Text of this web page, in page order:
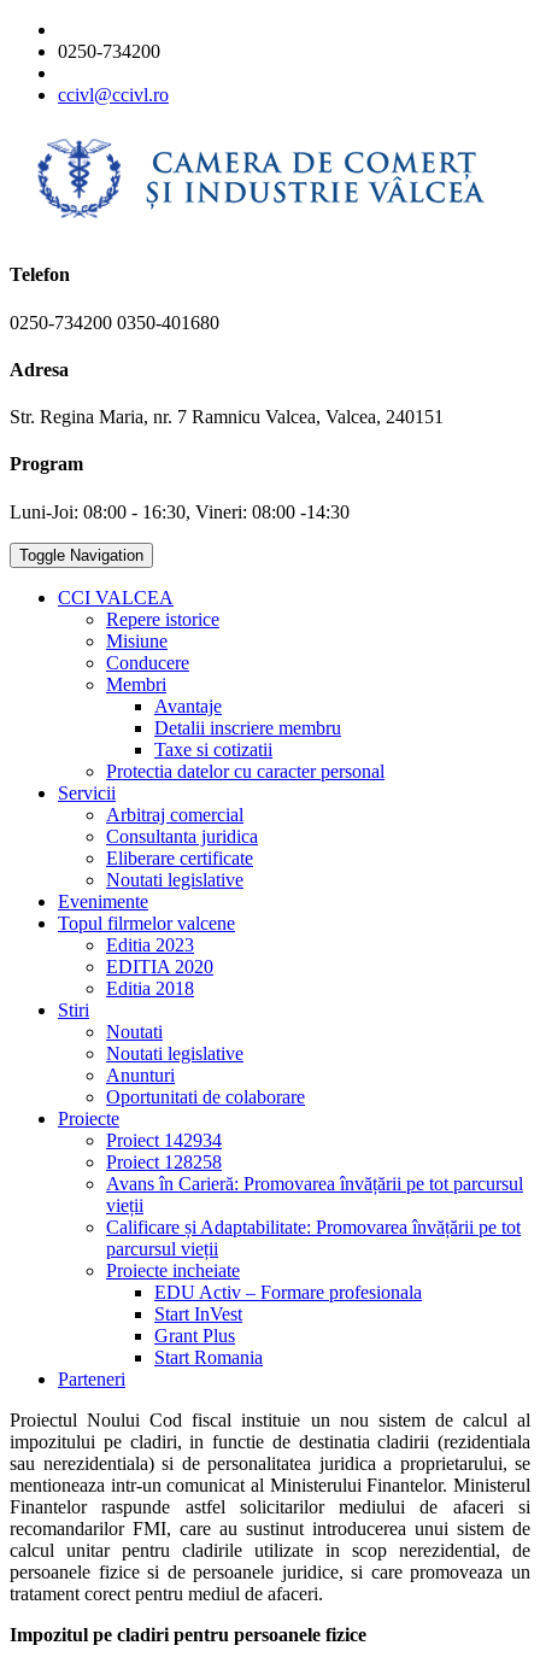
0250-734200
ccivl@ccivl.ro
Telefon
0250-734200 0350-401680
Adresa
Str. Regina Maria, nr. 7 Ramnicu Valcea, Valcea, 240151
Program
Luni-Joi: 08:00 - 16:30, Vineri: 08:00 -14:30
Toggle Navigation
CCI VALCEA
Repere istorice
Misiune
Conducere
Membri
Avantaje
Detalii inscriere membru
Taxe si cotizatii
Protectia datelor cu caracter personal
Servicii
Arbitraj comercial
Consultanta juridica
Eliberare certificate
Noutati legislative
Evenimente
Topul filrmelor valcene
Editia 2023
EDITIA 2020
Editia 2018
Stiri
Noutati
Noutati legislative
Anunturi
Oportunitati de colaborare
Proiecte
Proiect 142934
Proiect 128258
Avans în Carieră: Promovarea învățării pe tot parcursul
vieții
Calificare și Adaptabilitate: Promovarea învățării pe tot
parcursul vieții
Proiecte incheiate
EDU Activ – Formare profesionala
Start InVest
Grant Plus
Start Romania
Parteneri
Proiectul Noului Cod fiscal instituie un nou sistem de calcul al
impozitului pe cladiri, in functie de destinatia cladirii (rezidentiala
sau nerezidentiala) si de personalitatea juridica a proprietarului, se
mentioneaza intr-un comunicat al Ministerului Finantelor. Ministerul
Finantelor raspunde astfel solicitarilor mediului de afaceri si
recomandarilor FMI, care au sustinut introducerea unui sistem de
calcul unitar pentru cladirile utilizate in scop nerezidential, de
persoanele fizice si de persoanele juridice, si care promoveaza un
tratament corect pentru mediul de afaceri.
Impozitul pe cladiri pentru persoanele fizice